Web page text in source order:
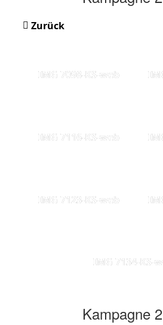
Zurück
IMG 7098-KS-web
IMG 7116-KS-web
IMG 7123-KS-web
IMG 7134-KS-
Kampagne